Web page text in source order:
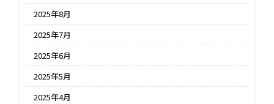
2025年8月
2025年7月
2025年6月
2025年5月
2025年4月